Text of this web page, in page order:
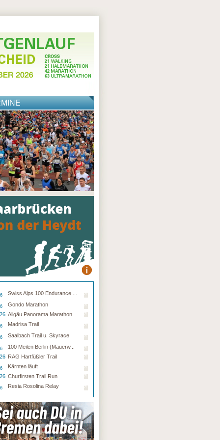
Swiss Alps 100 Endurance ...
Gondo Marathon
Allgäu Panorama Marathon
Madrisa Trail
Saalbach Trail u. Skyrace
100 Meilen Berlin (Mauerw...
RAG Hartfüßler Trail
Kärnten läuft
Churfirsten Trail Run
Resia Rosolina Relay